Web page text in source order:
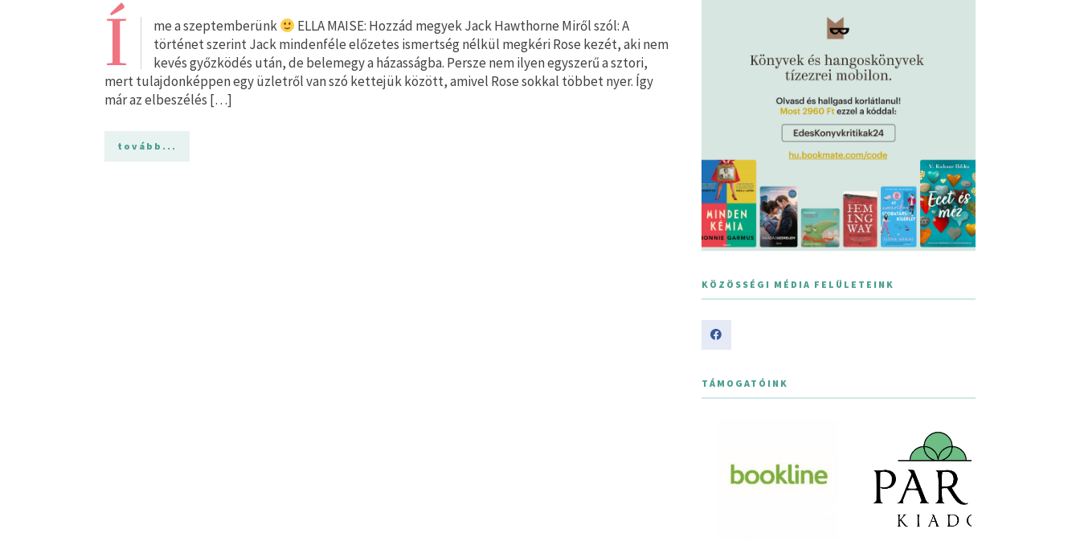
Í me a szeptemberünk
ELLA MAISE: Hozzád ​megyek Jack Hawthorne Miről szól: A
történet szerint Jack mindenféle előzetes ismertség nélkül megkéri Rose kezét, aki nem
kevés győzködés után, de belemegy a házasságba. Persze nem ilyen egyszerű a sztori,
mert tulajdonképpen egy üzletről van szó kettejük között, amivel Rose sokkal többet nyer. Így
már az elbeszélés […]
tovább...
KÖZÖSSÉGI MÉDIA FELÜLETEINK
TÁMOGATÓINK